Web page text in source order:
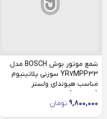
شمع موتور بوش BOSCH مدل
YR7MPP33 سوزنی پلاتینیوم
مناسب هیوندای ولستر
(چهارعدد)
9,800,000 تومان